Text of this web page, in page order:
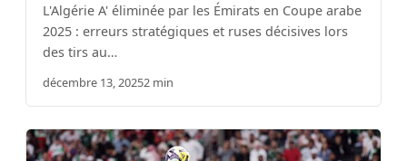
L'Algérie A' éliminée par les Émirats en Coupe arabe
2025 : erreurs stratégiques et ruses décisives lors
des tirs au…
décembre 13, 20252 min